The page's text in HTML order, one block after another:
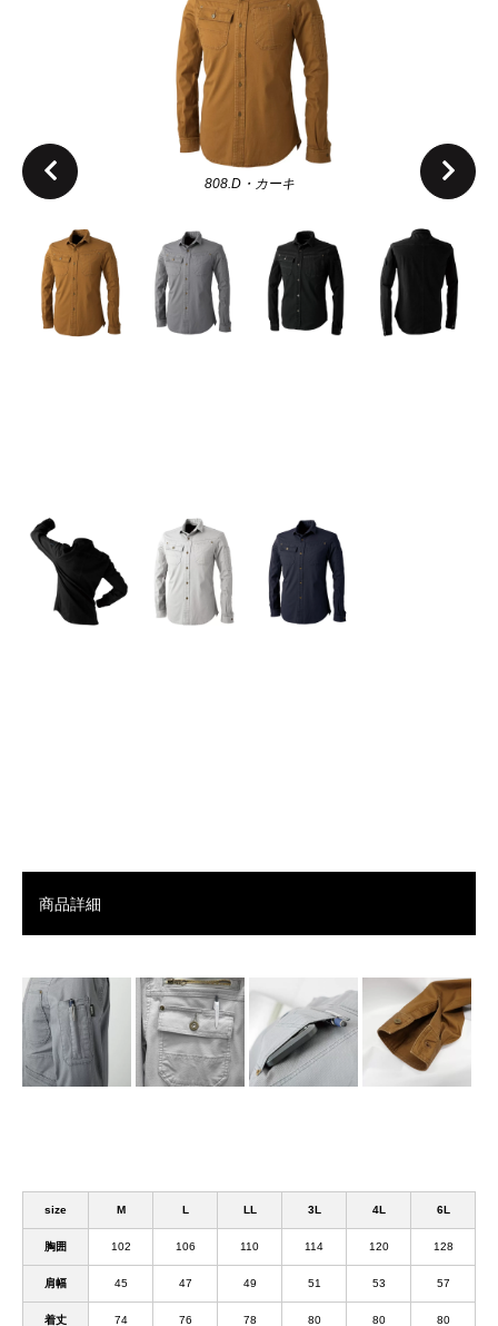
808.D・カーキ
商品詳細
size M L LL 3L 4L 6L
胸囲 102 106 110 114 120 128
肩幅 45 47 49 51 53 57
着丈 74 76 78 80 80 80